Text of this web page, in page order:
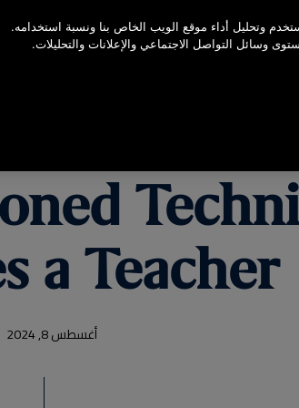
a Teacher
أغسطس 8, 2024
وتحليل أداء موقع الويب الخاص بنا ونسبة استخدامه.
وسائل التواصل الاجتماعي والإعلانات والتحليلات.